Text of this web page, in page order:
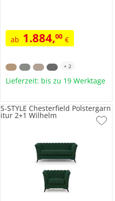
ab 1.884,00 €
+ 2
Lieferzeit: bis zu 19 Werktage
S-STYLE Chesterfield Polstergarn
itur 2+1 Wilhelm